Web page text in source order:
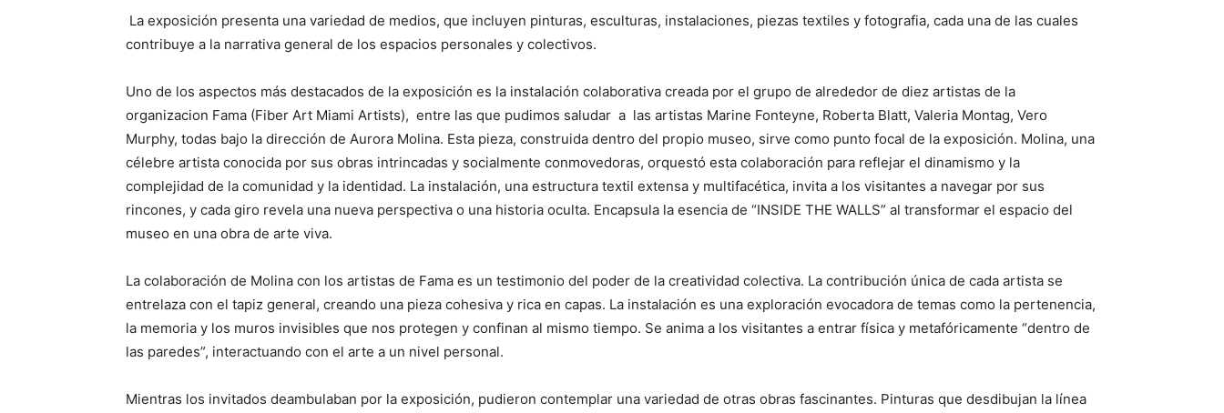
La exposición presenta una variedad de medios, que incluyen pinturas, esculturas, instalaciones, piezas textiles y fotografia, cada una de las cuales
contribuye a la narrativa general de los espacios personales y colectivos.
Uno de los aspectos más destacados de la exposición es la instalación colaborativa creada por el grupo de alrededor de diez artistas de la
organizacion Fama (Fiber Art Miami Artists), entre las que pudimos saludar a las artistas Marine Fonteyne, Roberta Blatt, Valeria Montag, Vero
Murphy, todas bajo la dirección de Aurora Molina. Esta pieza, construida dentro del propio museo, sirve como punto focal de la exposición. Molina, una
célebre artista conocida por sus obras intrincadas y socialmente conmovedoras, orquestó esta colaboración para reflejar el dinamismo y la
complejidad de la comunidad y la identidad. La instalación, una estructura textil extensa y multifacética, invita a los visitantes a navegar por sus
rincones, y cada giro revela una nueva perspectiva o una historia oculta. Encapsula la esencia de “INSIDE THE WALLS” al transformar el espacio del
museo en una obra de arte viva.
La colaboración de Molina con los artistas de Fama es un testimonio del poder de la creatividad colectiva. La contribución única de cada artista se
entrelaza con el tapiz general, creando una pieza cohesiva y rica en capas. La instalación es una exploración evocadora de temas como la pertenencia,
la memoria y los muros invisibles que nos protegen y confinan al mismo tiempo. Se anima a los visitantes a entrar física y metafóricamente “dentro de
las paredes”, interactuando con el arte a un nivel personal.
Mientras los invitados deambulaban por la exposición, pudieron contemplar una variedad de otras obras fascinantes. Pinturas que desdibujan la línea